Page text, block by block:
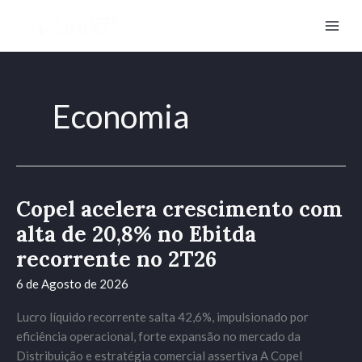
Economia
Copel acelera crescimento com
alta de 20,8% no Ebitda
recorrente no 2T26
6 de Agosto de 2026
Lucro líquido recorrente salta 42,6%, impulsionado por
eficiência operacional, forte expansão no mercado da
Distribuição e estratégia comercial assertiva A Copel
Copel
acelera
crescimento
com
alta
20,8%
no